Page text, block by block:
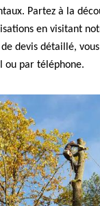
Partez à la
en visitant
devis détaillé,
ou par téléphone.